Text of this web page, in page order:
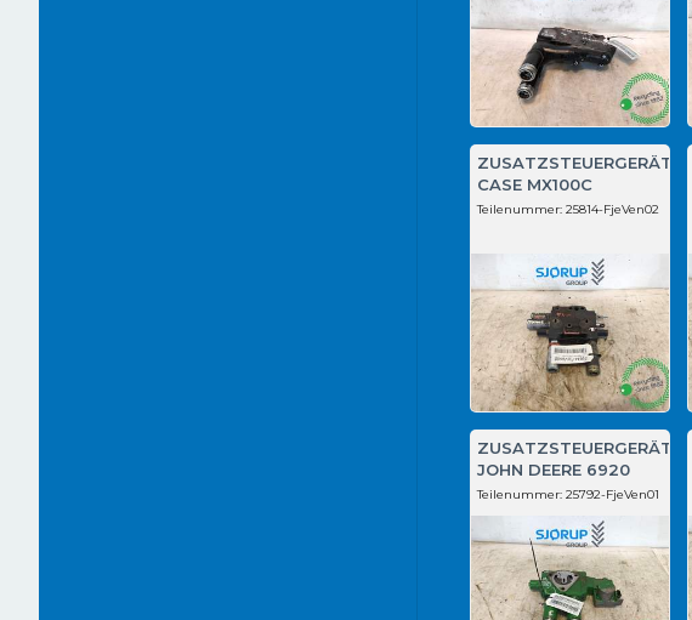
ZUSATZSTEUERGERÄT
CASE MX100C
Teilenummer: 25814-FjeVen02
ZUSATZSTEUERGERÄT
JOHN DEERE 6920
Teilenummer: 25792-FjeVen01